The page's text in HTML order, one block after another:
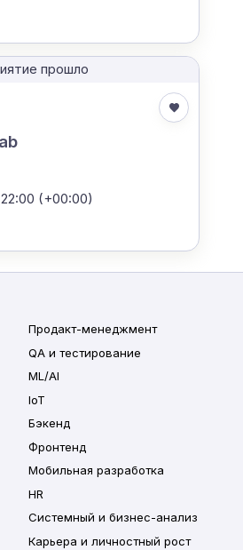
прошло
(+00:00)
Продакт-менеджмент
QA и тестирование
ML/AI
IoT
Бэкенд
Фронтенд
Мобильная разработка
HR
Системный и бизнес-анализ
Карьера и личностный рост